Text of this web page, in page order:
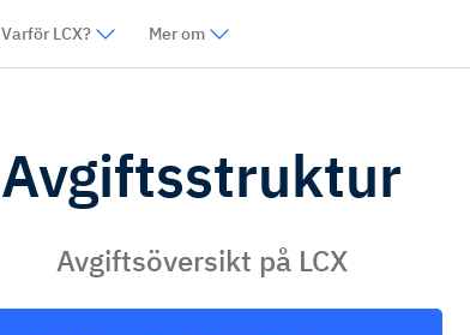
Varför LCX? Mer om
Avgiftsstruktur
Avgiftsöversikt på LCX